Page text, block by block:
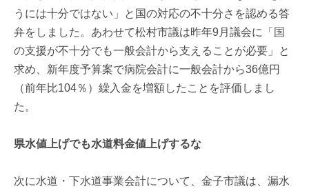
うには十分ではない」と国の対応の不十分さを認める答
弁をしました。あわせて松村市議は昨年9月議会に「国
の支援が不十分でも一般会計から支えることが必要」と
求め、新年度予算案で病院会計に一般会計から36億円
（前年比104％）繰入金を増額したことを評価しまし
た。
県水値上げでも水道料金値上げするな
次に水道・下水道事業会計について、金子市議は、漏水